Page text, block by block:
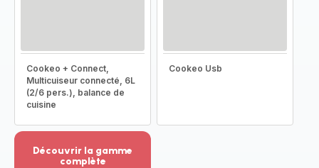
Cookeo + Connect,
Multicuiseur connecté, 6L
(2/6 pers.), balance de
cuisine
Cookeo Usb
Découvrir la gamme
complète